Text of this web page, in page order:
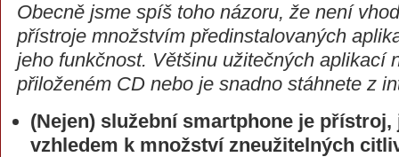
Obecně jsme spíš toho názoru, že není
přístroje množstvím předinstalovaných
jeho funkčnost. Většinu užitečných aplikací
přiloženém CD nebo je snadno stáhnete z
(Nejen) služební smartphone je přístroj,
vzhledem k množství zneužitelných